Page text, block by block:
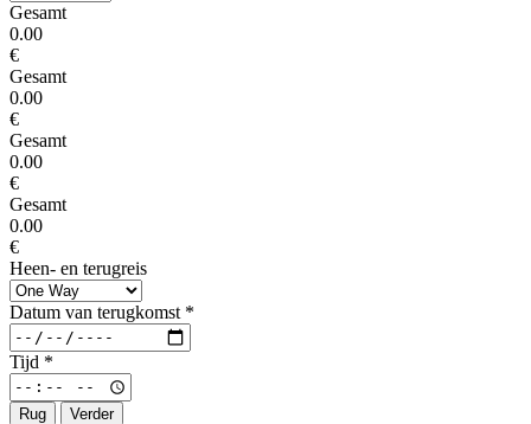
Gesamt
0.00
€
Gesamt
0.00
€
Gesamt
0.00
€
Gesamt
0.00
€
Heen- en terugreis
Datum van terugkomst *
Tijd *
Rug Verder